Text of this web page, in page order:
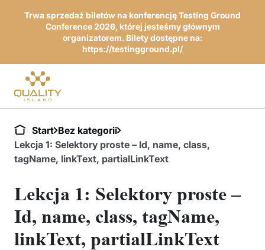
Trwa sprzedaż biletów na konferencję Testing Ground
Conference 2026, której jesteśmy głównym
organizatorem. Bilety dostępne na:
https://testingground.pl/
Start Bez kategorii
Lekcja 1: Selektory proste – Id, name, class,
tagName, linkText, partialLinkText
Lekcja 1: Selektory proste –
Id, name, class, tagName,
linkText, partialLinkText